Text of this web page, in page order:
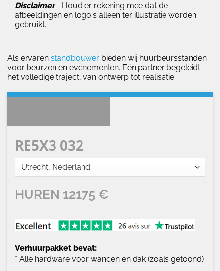
Disclaimer- Houd er rekening mee dat de
afbeeldingen en logo's alleen ter illustratie worden
gebruikt.
Als ervaren standbouwer bieden wij huurbeursstanden
voor beurzen en evenementen. Eén partner begeleidt
het volledige traject, van ontwerp tot realisatie.
RE5X3 032
HUREN 12175 €
Verhuurpakket bevat:
* Alle hardware voor wanden en dak (zoals getoond)